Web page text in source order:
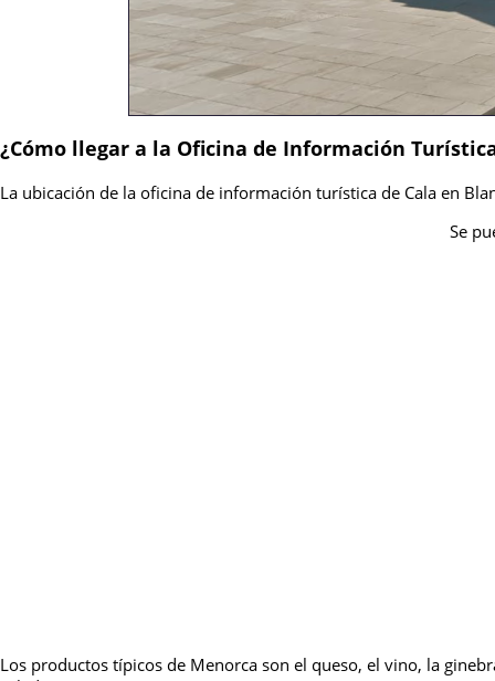
¿Cómo llegar a la Oficina de Información
La ubicación de la oficina de información turística de Cala en
Se
Los productos típicos de Menorca son el queso, el vino, la